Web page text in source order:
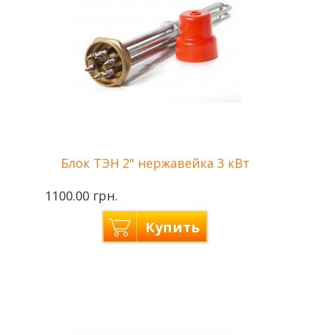
Блок ТЭН 2" нержавейка 3 кВт
1100.00 грн.
Купить